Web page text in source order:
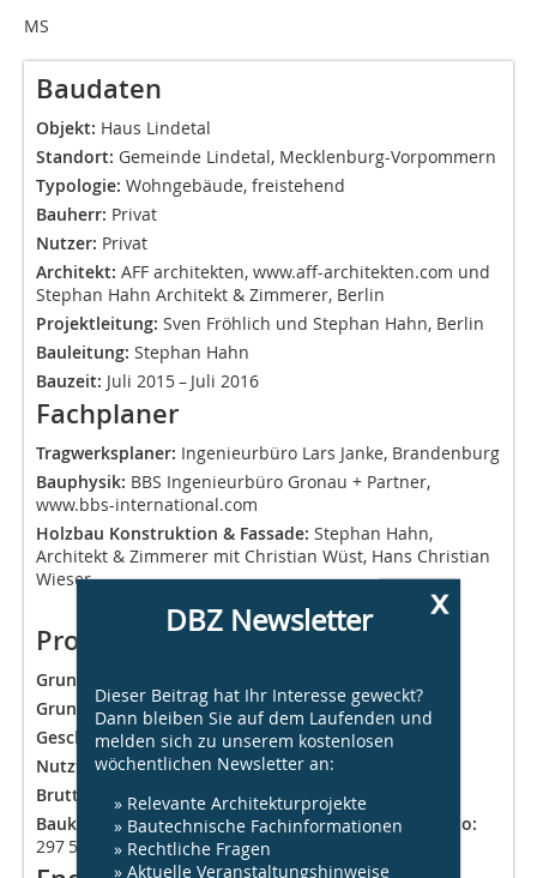
MS
Baudaten
Objekt: Haus Lindetal
Standort: Gemeinde Lindetal, Mecklenburg-Vorpommern
Typologie: Wohngebäude, freistehend
Bauherr: Privat
Nutzer: Privat
Architekt: AFF architekten, www.aff-architekten.com und
Stephan Hahn Architekt & Zimmerer, Berlin
Projektleitung: Sven Fröhlich und Stephan Hahn, Berlin
Bauleitung: Stephan Hahn
Bauzeit: Juli 2015 – Juli 2016
Fachplaner
Tragwerksplaner: Ingenieurbüro Lars Janke, Brandenburg
Bauphysik: BBS Ingenieurbüro Gronau + Partner,
www.bbs-international.com
Holzbau Konstruktion & Fassade: Stephan Hahn,
Architekt & Zimmerer mit Christian Wüst, Hans Christian
Wieser
Projektdaten
Grundstücksgröße:
Grundflächenzahl: 0,06
Geschossflächenzahl:0,09
Nutzfläche:118 m²
Brutto-Grundfläche:172 m²
Baukosten (nach DIN 276, KG 100-700) Gesamt brutto:
297 500 €
x
DBZ Newsletter
Dieser Beitrag hat Ihr Interesse geweckt?
Dann bleiben Sie auf dem Laufenden und
melden sich zu unserem kostenlosen
wöchentlichen Newsletter an:
» Relevante Architekturprojekte
» Bautechnische Fachinformationen
» Rechtliche Fragen
» Aktuelle Veranstaltungshinweise